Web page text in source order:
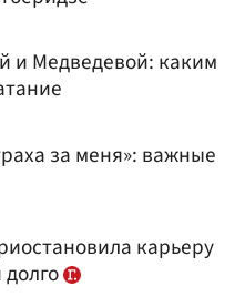
и Медведевой: каким
за меня»: важные
карьеру
долго